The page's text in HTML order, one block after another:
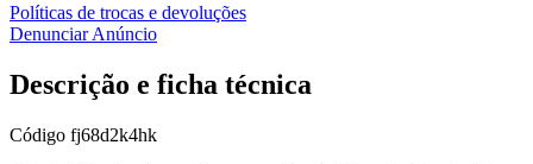
Políticas de trocas e devoluções
Denunciar Anúncio
Descrição e ficha técnica
Código fj68d2k4hk